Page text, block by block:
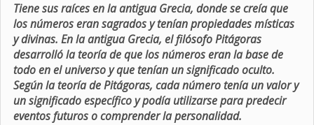
Tiene sus raíces en la antigua Grecia, donde se creía que
los números eran sagrados y tenían propiedades místicas
y divinas. En la antigua Grecia, el filósofo Pitágoras
desarrolló la teoría de que los números eran la base de
todo en el universo y que tenían un significado oculto.
Según la teoría de Pitágoras, cada número tenía un valor y
un significado específico y podía utilizarse para predecir
eventos futuros o comprender la personalidad.